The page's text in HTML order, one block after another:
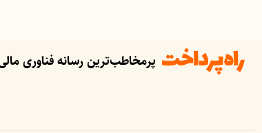
پرمخاطب‌ترین رسانه فناوری